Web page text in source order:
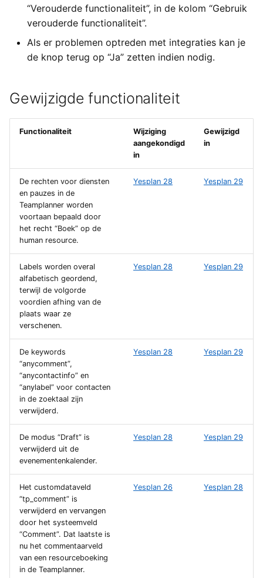
“Verouderde functionaliteit”, in de kolom “Gebruik
verouderde functionaliteit”.
Als er problemen optreden met integraties kan je
de knop terug op “Ja” zetten indien nodig.
Gewijzigde functionaliteit
Functionaliteit
Wijziging
aangekondigd
in
Gewijzigd
in
De rechten voor diensten
en pauzes in de
Teamplanner worden
voortaan bepaald door
het recht “Boek” op de
human resource.
Yesplan 28 Yesplan 29
Labels worden overal
alfabetisch geordend,
terwijl de volgorde
voordien afhing van de
plaats waar ze
verschenen.
Yesplan 28 Yesplan 29
De keywords
“anycomment”,
“anycontactinfo” en
“anylabel” voor contacten
in de zoektaal zijn
verwijderd.
Yesplan 28 Yesplan 29
De modus “Draft” is
verwijderd uit de
evenementenkalender.
Yesplan 28 Yesplan 29
Het customdataveld
“tp_comment” is
verwijderd en vervangen
door het systeemveld
“Comment”. Dat laatste is
nu het commentaarveld
van een resourceboeking
in de Teamplanner.
Yesplan 26 Yesplan 28